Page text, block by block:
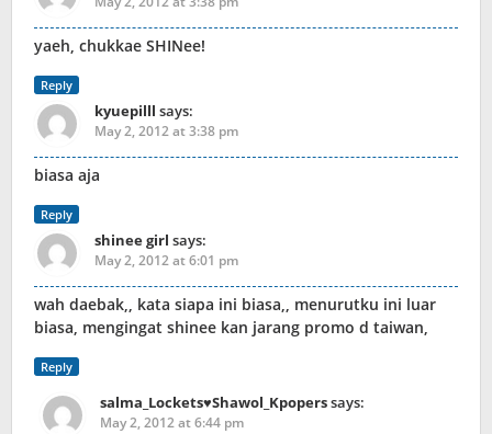
yaeh, chukkae SHINee!
Reply
kyuepilll says:
May 2, 2012 at 3:38 pm
biasa aja
Reply
shinee girl says:
May 2, 2012 at 6:01 pm
wah daebak,, kata siapa ini biasa,, menurutku ini luar
biasa, mengingat shinee kan jarang promo d taiwan,
Reply
salma_Lockets♥Shawol_Kpoperssays:
May 2, 2012 at 6:44 pm